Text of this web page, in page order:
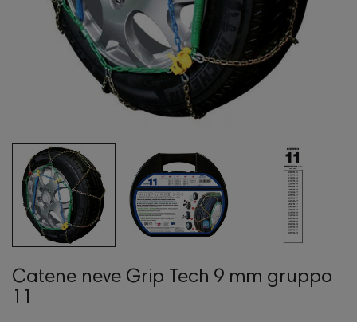
Catene neve Grip Tech 9 mm gruppo
11